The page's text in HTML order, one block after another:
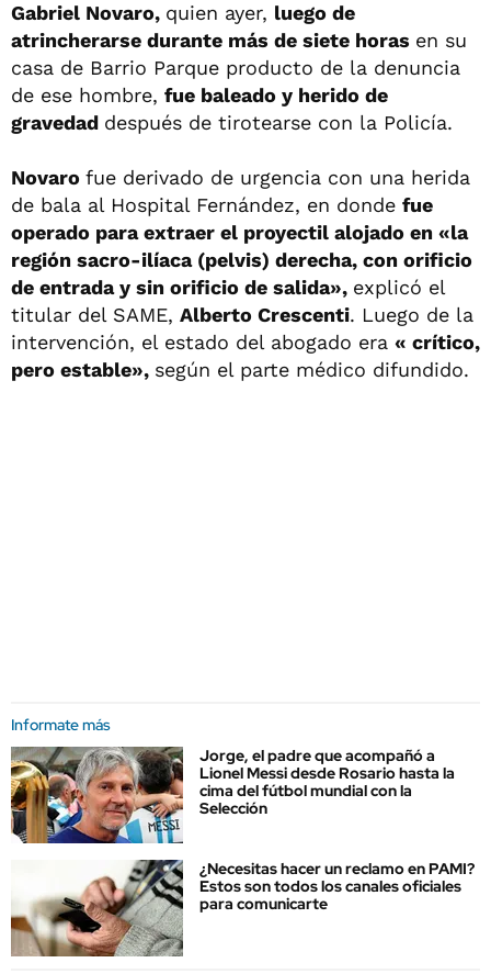
Gabriel Novaro, quien ayer, luego de
atrincherarse durante más de siete horas en su
casa de Barrio Parque producto de la denuncia
de ese hombre, fue baleado y herido de
gravedad después de tirotearse con la Policía.
Novaro fue derivado de urgencia con una herida
de bala al Hospital Fernández, en donde fue
operado para extraer el proyectil alojado en «la
región sacro-ilíaca (pelvis) derecha, con orificio
de entrada y sin orificio de salida», explicó el
titular del SAME, Alberto Crescenti. Luego de la
intervención, el estado del abogado era « crítico,
pero estable», según el parte médico difundido.
Informate más
Jorge, el padre que acompañó a
Lionel Messi desde Rosario hasta la
cima del fútbol mundial con la
Selección
¿Necesitas hacer un reclamo en PAMI?
Estos son todos los canales oficiales
para comunicarte